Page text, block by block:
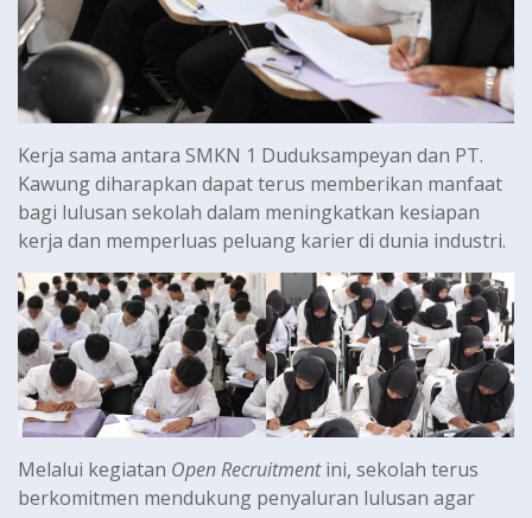
Kerja sama antara SMKN 1 Duduksampeyan dan PT.
Kawung diharapkan dapat terus memberikan manfaat
bagi lulusan sekolah dalam meningkatkan kesiapan
kerja dan memperluas peluang karier di dunia industri.
Melalui kegiatan Open Recruitmentini, sekolah terus
berkomitmen mendukung penyaluran lulusan agar